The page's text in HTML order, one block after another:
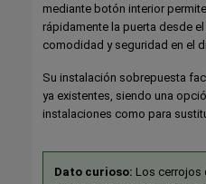
mediante botón interior
rápidamente la puerta desde
comodidad y seguridad en el
Su instalación sobrepuesta
ya existentes, siendo una
instalaciones como para
Dato curioso: Los cerrojos